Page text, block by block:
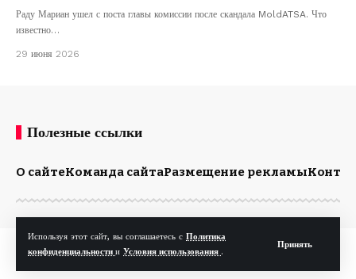
Используя этот сайт, вы соглашаетесь с Политика
конфиденциальности и Условия использования .
Принять
Раду Мариан ушел с поста главы комиссии после скандала MoldATSA. Что
известно…
29 июня 2026
Полезные ссылки
О сайтеКоманда сайтаРазмещение рекламы
© Kp.md. Все права защищены.